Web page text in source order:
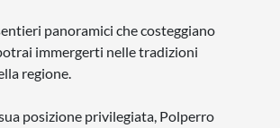
panoramici che costeggiano
immergerti nelle tradizioni
regione.
posizione privilegiata, Polperro